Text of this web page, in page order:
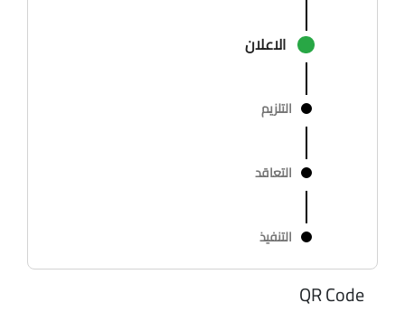
الاعلان
التلزيم
التعاقد
التنفيذ
QR Code